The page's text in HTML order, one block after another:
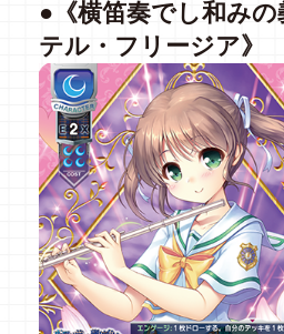
●《横笛奏でし和み
テル・フリージア》